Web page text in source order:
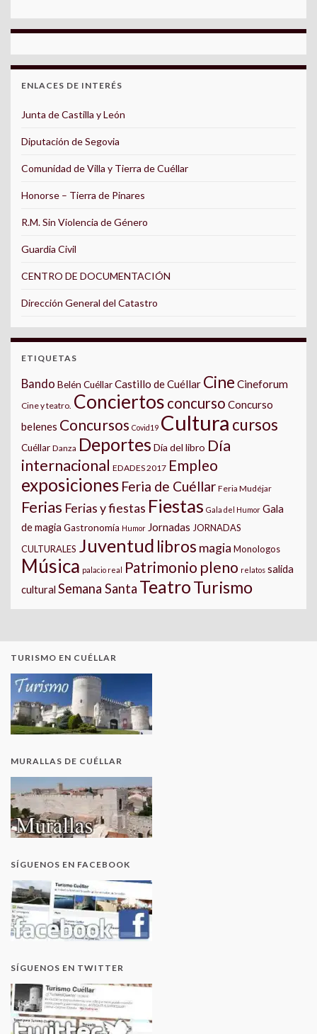
ENLACES DE INTERÉS
Junta de Castilla y León
Diputación de Segovia
Comunidad de Villa y Tierra de Cuéllar
Honorse – Tierra de Pinares
R.M. Sin Violencia de Género
Guardia Civil
CENTRO DE DOCUMENTACIÓN
Dirección General del Catastro
ETIQUETAS
Bando Belén CuéllarCastillo de Cuéllar Cine Cineforum
Cine y teatro. Conciertos concurso Concurso
belenes Concursos Covid19 Cultura cursos
Cuéllar Danza Deportes Día del libro Día
internacional EDADES 2017 Empleo
exposiciones Feria de Cuéllar Feria Mudéjar
Ferias Ferias y fiestas Fiestas Gala del Humor Gala
de magia Gastronomía Humor Jornadas JORNADAS
CULTURALES Juventud libros magia Monologos
Música palacio real Patrimonio pleno relatos salida
cultural Semana Santa TeatroTurismo
TURISMO EN CUÉLLAR
MURALLAS DE CUÉLLAR
SÍGUENOS EN FACEBOOK
SÍGUENOS EN TWITTER